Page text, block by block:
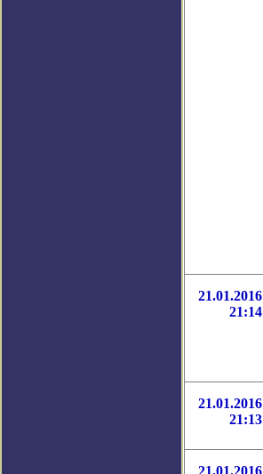
21.01.2016
21:14
21.01.2016
21:13